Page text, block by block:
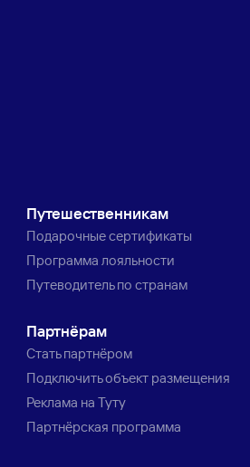
Путешественникам
Подарочные сертификаты
Программа лояльности
Путеводитель по странам
Партнёрам
Стать партнёром
Подключить объект размещения
Реклама на Туту
Партнёрская программа